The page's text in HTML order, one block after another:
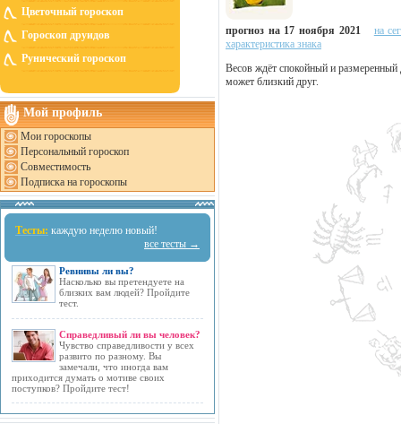
Цветочный гороскоп
Гороскоп друидов
Рунический гороскоп
Мой профиль
Мои гороскопы
Персональный гороскоп
Совместимость
Подписка на гороскопы
Тесты: каждую неделю новый!
все тесты →
Ревнивы ли вы?
Насколько вы претендуете на
близких вам людей? Пройдите
тест.
Справедливый ли вы человек?
Чувство справедливости у всех
развито по разному. Вы
замечали, что иногда вам
приходится думать о мотиве своих
поступков? Пройдите тест!
прогноз на 17 ноября 2021
на
характеристика знака
Весов ждёт спокойный и размеренный
может близкий друг.